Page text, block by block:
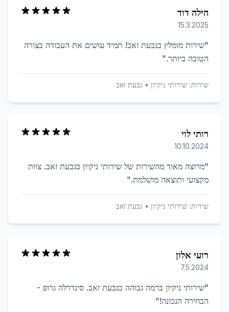
הילה דוד
15.3.2025
"שירות מומלץ בגבעת זאב! תמיד עושים את העבודה בצורה
הטובה ביותר."
שירות: שירותי ניקיון • גבעת זאב
רותי לוי
10.10.2024
"מרוצה מאוד מהשירות של שירותי ניקיון בגבעת זאב. צוות
מקצועי ותוצאה מושלמת."
שירות: שירותי ניקיון • גבעת זאב
רועי אלון
7.5.2024
"שירותי ניקיון ברמה גבוהה בגבעת זאב. סינדרלה גרופ -
הבחירה הנכונה!"